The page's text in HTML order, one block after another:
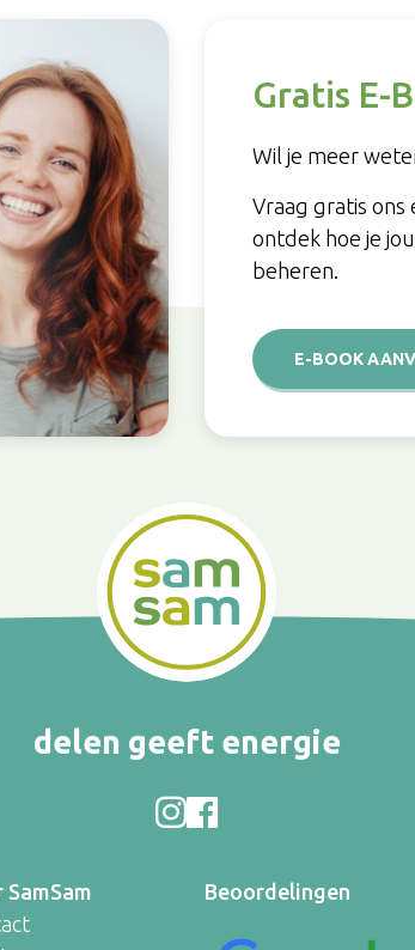
Gratis E-
Wil je meer
Vraag gratis ons
ontdek hoe je
beheren.
E-BOOK
delen geeft energie
SamSam
Beoordelingen